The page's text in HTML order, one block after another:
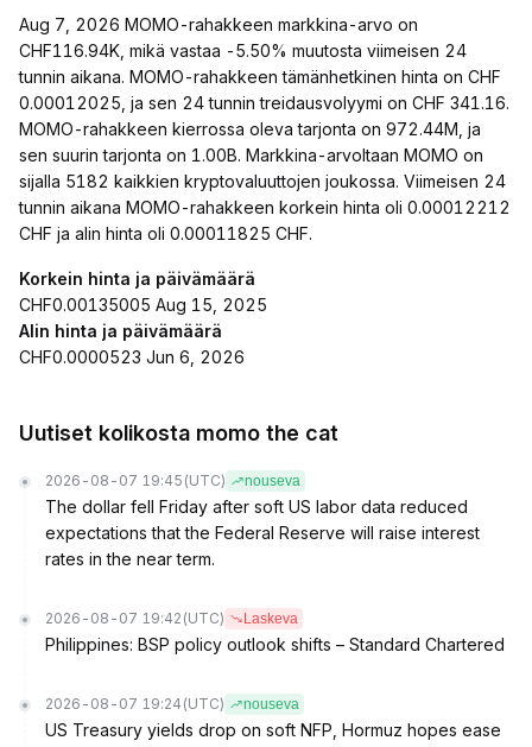
Aug 7, 2026 MOMO-rahakkeen markkina-arvo on
CHF116.94K, mikä vastaa -5.50% muutosta viimeisen 24
tunnin aikana. MOMO-rahakkeen tämänhetkinen hinta on CHF
0.00012025, ja sen 24 tunnin treidausvolyymi on CHF 341.16.
MOMO-rahakkeen kierrossa oleva tarjonta on 972.44M, ja
sen suurin tarjonta on 1.00B. Markkina-arvoltaan MOMO on
sijalla 5182 kaikkien kryptovaluuttojen joukossa. Viimeisen 24
tunnin aikana MOMO-rahakkeen korkein hinta oli 0.00012212
CHF ja alin hinta oli 0.00011825 CHF.
Korkein hinta ja päivämäärä
CHF0.00135005 Aug 15, 2025
Alin hinta ja päivämäärä
CHF0.0000523 Jun 6, 2026
Uutiset kolikosta momo the cat
2026-08-07 19:45 (UTC) nouseva
The dollar fell Friday after soft US labor data reduced
expectations that the Federal Reserve will raise interest
rates in the near term.
2026-08-07 19:42 (UTC) Laskeva
Philippines: BSP policy outlook shifts – Standard Chartered
2026-08-07 19:24 (UTC) nouseva
US Treasury yields drop on soft NFP, Hormuz hopes ease